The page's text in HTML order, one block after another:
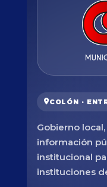
COLÓN ·
Gobierno
información
institucional
instituciones